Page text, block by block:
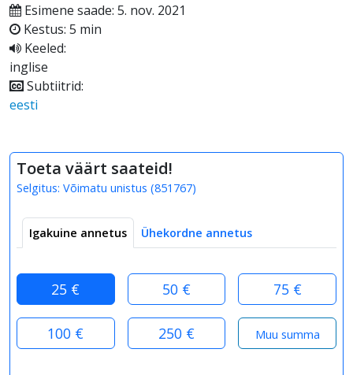
Esimene saade: 5. nov. 2021
Kestus: 5 min
Keeled:
inglise
Subtiitrid:
eesti
Toeta väärt saateid!
Selgitus: Võimatu unistus (851767)
Igakuine annetus Ühekordne annetus
25 € 50 € 75 €
100 € 250 €